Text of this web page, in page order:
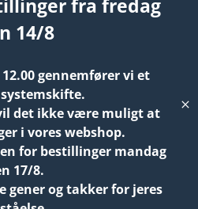
fra fredag
14/8
gennemfører vi et
det ikke være muligt at
i vores webshop.
for bestillinger mandag
17/8.
gener og takker for jeres